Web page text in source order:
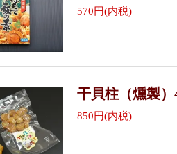
570円(内税)
干貝柱（燻製）
850円(内税)